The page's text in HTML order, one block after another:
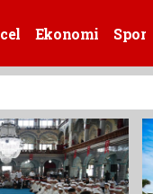
Ekonomi Spor